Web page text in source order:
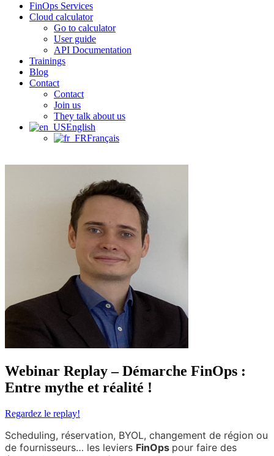
FinOps Services
Cloud calculator
Go to calculator
User guide
API Documentation
Trainings
Blog
Contact
Contact
Join us
They talk about us
English
Français
Webinar Replay – Démarche FinOps :
Entre mythe et réalité !
Regardez le replay!
Scheduling, réservation, BYOL, changement de région ou
de fournisseurs… les leviers FinOps pour faire des